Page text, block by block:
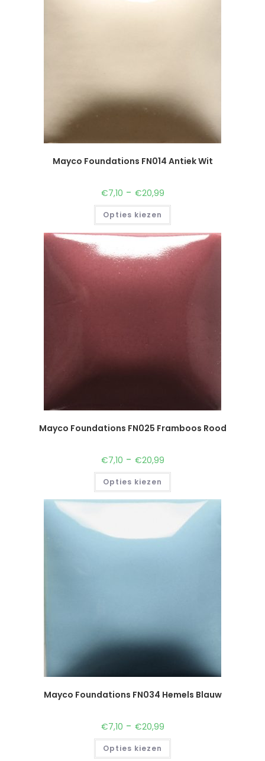
Mayco Foundations FN014 Antiek Wit
€7,10 - €20,99
Opties kiezen
Mayco Foundations FN025 Framboos Rood
€7,10 - €20,99
Opties kiezen
Mayco Foundations FN034 Hemels Blauw
€7,10 - €20,99
Opties kiezen